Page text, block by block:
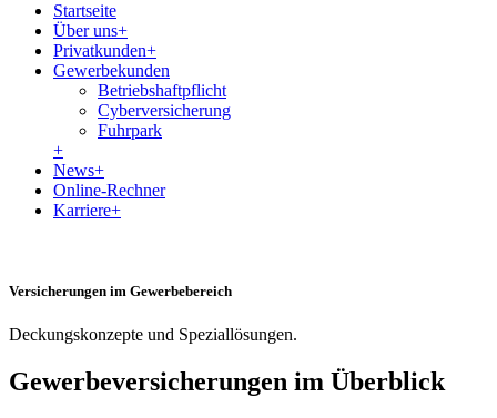
Startseite
Über uns+
Privatkunden+
Gewerbekunden
Betriebshaftpflicht
Cyberversicherung
Fuhrpark
+
News+
Online-Rechner
Karriere+
Versicherungen im Gewerbebereich
Deckungskonzepte und Speziallösungen.
Gewerbeversicherungen im Überblick